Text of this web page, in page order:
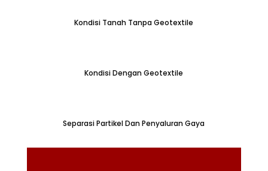
Kondisi Tanah Tanpa Geotextile
Kondisi Dengan Geotextile
Separasi Partikel Dan Penyaluran Gaya